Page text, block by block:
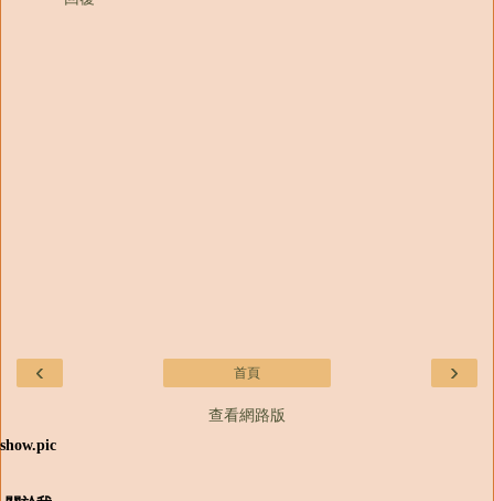
‹ ›
首頁
查看網路版
show.pic